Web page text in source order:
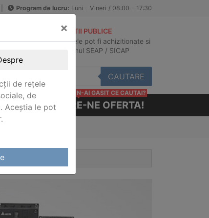
Program de lucru: Luni - Vineri / 08:00 - 17:30
ACHIZITII PUBLICE
Produsele pot fi achizitionate si
in sistemul SEAP / SICAP
CAUTARE
CERE-NE OFERTA!
N-AI GASIT CE CAUTAI?
×
de rețele
de
Aceștia le pot